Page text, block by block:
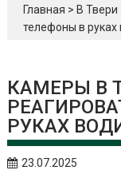
Главная > В Твери
телефоны в руках
КАМЕРЫ В
РУКАХ
23.07.2025